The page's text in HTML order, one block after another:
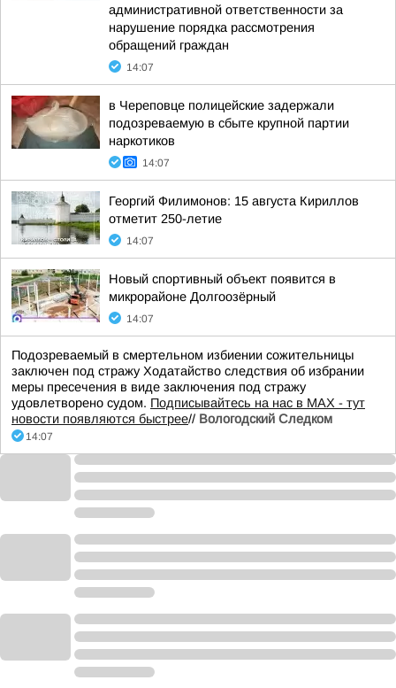
административной ответственности за
нарушение порядка рассмотрения
обращений граждан
14:07
в Череповце полицейские задержали
подозреваемую в сбыте крупной партии
наркотиков
14:07
Георгий Филимонов: 15 августа Кириллов
отметит 250-летие
14:07
Новый спортивный объект появится в
микрорайоне Долгоозёрный
14:07
Подозреваемый в смертельном избиении сожительницы
заключен под стражу Ходатайство следствия об избрании
меры пресечения в виде заключения под стражу
удовлетворено судом. Подписывайтесь на нас в MAX - тут
новости появляются быстрее// Вологодский Следком
14:07